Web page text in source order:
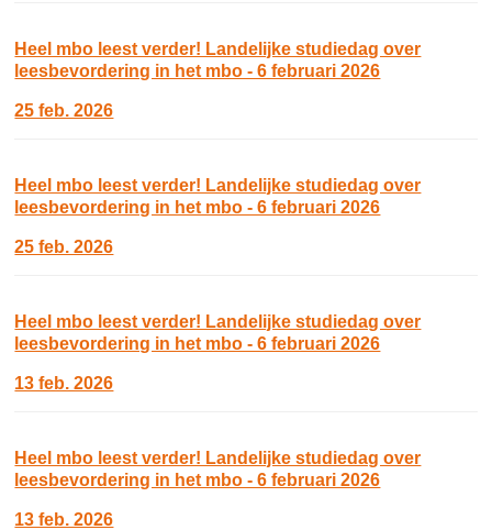
Heel mbo leest verder! Landelijke studiedag over
leesbevordering in het mbo - 6 februari 2026
25 feb. 2026
Heel mbo leest verder! Landelijke studiedag over
leesbevordering in het mbo - 6 februari 2026
25 feb. 2026
Heel mbo leest verder! Landelijke studiedag over
leesbevordering in het mbo - 6 februari 2026
13 feb. 2026
Heel mbo leest verder! Landelijke studiedag over
leesbevordering in het mbo - 6 februari 2026
13 feb. 2026